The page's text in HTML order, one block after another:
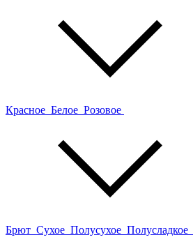
Красное Белое Розовое
Брют Сухое Полусухое Полусладкое